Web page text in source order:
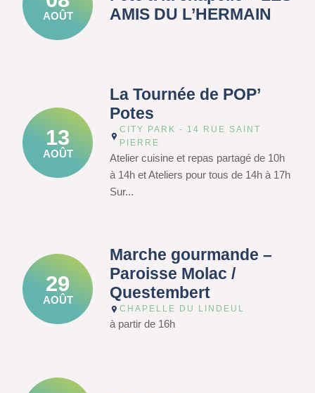
AOÛT
AMIS DU L’HERMAIN
13
AOÛT
La Tournée de POP’
Potes
CITY PARK - 14 RUE SAINT
PIERRE
Atelier cuisine et repas partagé de 10h
à 14h et Ateliers pour tous de 14h à 17h
Sur...
29
AOÛT
Marche gourmande –
Paroisse Molac /
Questembert
CHAPELLE DU LINDEUL
à partir de 16h